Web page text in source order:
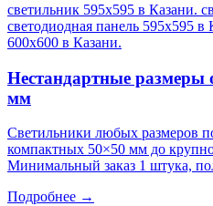
светильник 595х595 в Казани.
светодиодная панель 595х595 в
600х600 в Казани.
Нестандартные размеры
мм
Светильники любых размеров
компактных 50×50 мм до
Минимальный заказ 1 штука,
Подробнее →